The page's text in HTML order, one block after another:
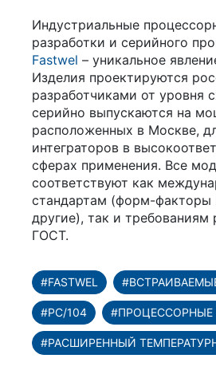
Индустриальные
разработки и серийного
Fastwel – уникальное
Изделия проектируются
разработчиками от уровня
серийно выпускаются на
расположенных в Москве,
интеграторов в
сферах применения. Все
соответствуют как
стандартам (форм-факторы
другие), так и требованиям
ГОСТ.
#FASTWEL
#PC/104 #ПРОЦЕССОРНЫЕ
#РАСШИРЕННЫЙ